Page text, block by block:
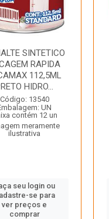
SINTETICO
RAPIDA
112,5ML
HIDRO...
Código: 13540
UN
contém 12 un
meramente
ilustrativa
seu login ou
se para
ver preços e
comprar